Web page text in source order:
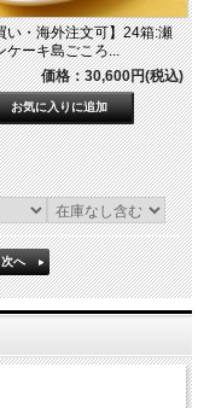
い・海外注文可】24箱:瀬
ケーキ島ごころ...
価格：30,600円(税込)
次へ